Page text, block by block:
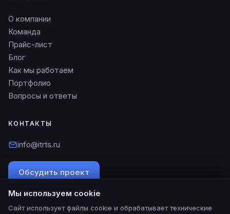
О компании
Команда
Прайс-лист
Блог
Как мы работаем
Портфолио
Вопросы и ответы
КОНТАКТЫ
info@itrts.ru
Обсудить проект
Мы используем cookie
Сайт использует файлы cookie и обрабатывает технические